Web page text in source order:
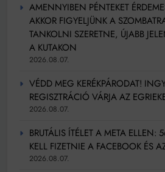
AMENNYIBEN PÉNTEKET
AKKOR FIGYELJÜNK A
TANKOLNI SZERETNE, ÚJABB
A KUTAKON
2026.08.07.
VÉDD MEG KERÉKPÁRODAT!
REGISZTRÁCIÓ VÁRJA AZ
2026.08.07.
BRUTÁLIS ÍTÉLET A META ELLEN:
KELL FIZETNIE A FACEBOOK ÉS
2026.08.07.